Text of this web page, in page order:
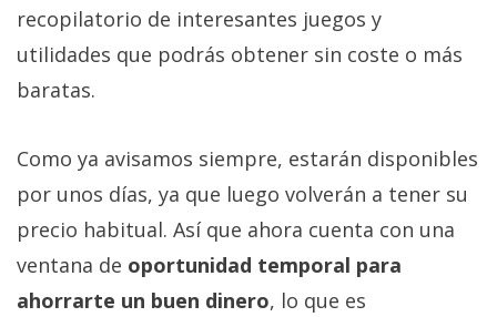
recopilatorio de interesantes juegos y
utilidades que podrás obtener sin coste o más
baratas.
Como ya avisamos siempre, estarán disponibles
por unos días, ya que luego volverán a tener su
precio habitual. Así que ahora cuenta con una
ventana de oportunidad temporal para
ahorrarte un buen dinero, lo que es